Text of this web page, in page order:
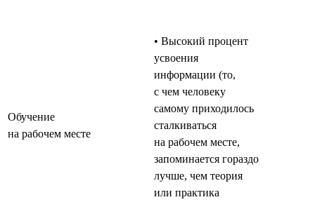
Обучение
на рабочем месте
• Высокий процент
усвоения
информации (то,
с чем человеку
самому приходилось
сталкиваться
на рабочем месте,
запоминается гораздо
лучше, чем теория
или практика